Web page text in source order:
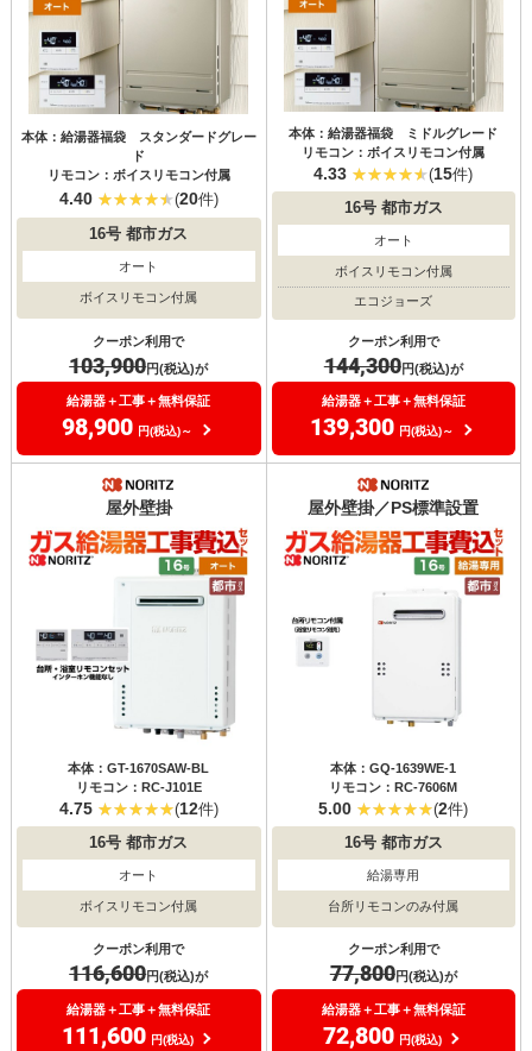
本体：給湯器福袋 スタンダードグレー
ド
リモコン：ボイスリモコン付属
4.40 (20件)
16号 都市ガス
オート
ボイスリモコン付属
クーポン利用で
103,900円(税込)が
給湯器＋工事＋無料保証
98,900 円(税込)～
本体：給湯器福袋 ミドルグレード
リモコン：ボイスリモコン付属
4.33 (15件)
16号都市ガス
オート
ボイスリモコン付属
エコジョーズ
クーポン利用で
144,300円(税込)が
給湯器＋工事＋無料保証
139,300 円(税込)～
屋外壁掛
本体：GT-1670SAW-BL
リモコン：RC-J101E
4.75 (12件)
16号 都市ガス
オート
ボイスリモコン付属
クーポン利用で
116,600円(税込)が
給湯器＋工事＋無料保証
111,600 円(税込)
屋外壁掛／PS標準設置
本体：GQ-1639WE-1
リモコン：RC-7606M
5.00 (2件)
16号都市ガス
給湯専用
台所リモコンのみ付属
クーポン利用で
77,800円(税込)が
給湯器＋工事＋無料保証
72,800 円(税込)